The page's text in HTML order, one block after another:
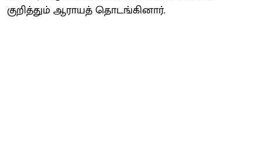
குறித்தும் ஆராயத் தொடங்கினார்.